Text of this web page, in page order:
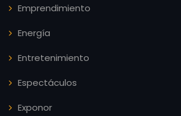
Emprendimiento
Energía
Entretenimiento
Espectáculos
Exponor